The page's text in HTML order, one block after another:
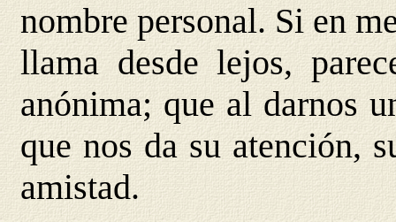
nombre personal. Si en
llama desde lejos,
anónima; que al darnos
que nos da su atención,
amistad.